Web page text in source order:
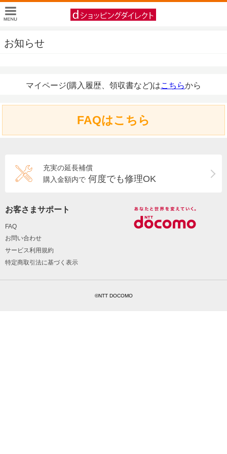
お知らせ
マイページ(購入履歴、領収書など)はこちらから
FAQはこちら
充実の延長補償
購入金額内で 何度でも修理OK
お客さまサポート
FAQ
お問い合わせ
サービス利用規約
特定商取引法に基づく表示
©NTT DOCOMO